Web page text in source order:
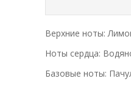
Верхние ноты:
Ноты сердца:
Базовые ноты: